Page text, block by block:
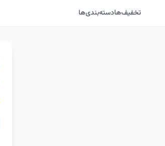
تخفیف‌هادسته‌بندی‌ها